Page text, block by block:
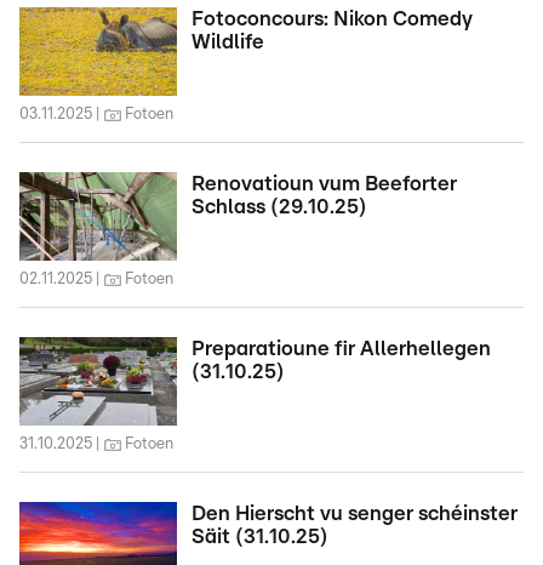
Fotoconcours: Nikon Comedy
Wildlife
03.11.2025 Fotoen
Renovatioun vum Beeforter
Schlass (29.10.25)
02.11.2025 Fotoen
Preparatioune fir Allerhellegen
(31.10.25)
31.10.2025 Fotoen
Den Hierscht vu senger schéinster
Säit (31.10.25)